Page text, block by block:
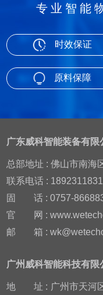
专业智能
时效保证
原料保障
广东威科智能装备有限
总部地址 : 佛山市南海
联系电话 :
固
话 : 0757-
官
网 :
邮
箱 :
广州威科智能科技有限
地 址 : 广州市天河